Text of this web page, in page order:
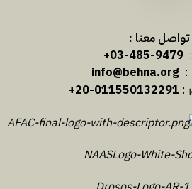
تواصل معنا :
:
03-485-9479+
:
info@behna.org
:
20-011550132291+